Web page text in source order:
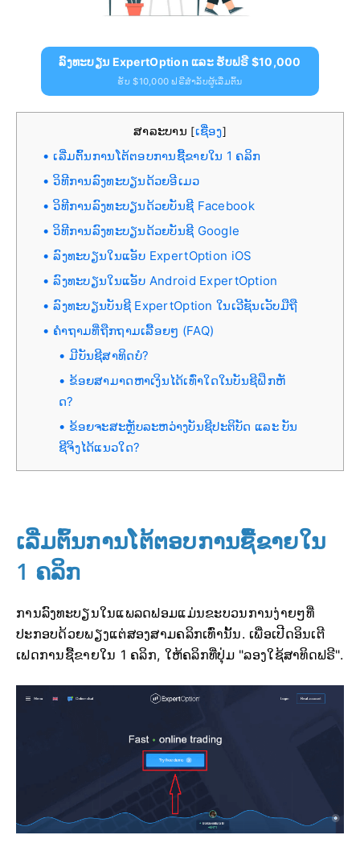
ລົງທະບຽນ ExpertOption ແລະ ຮັບຟຣີ $10,000
ຮັບ $10,000 ຟຣີສຳລັບຜູ້ເລີ່ມຕົ້ນ
ສາລະບານ [ເຊື່ອງ]
ເລີ່ມຕົ້ນການໂຕ້ຕອບການຊື້ຂາຍໃນ 1 ຄລິກ
ວິທີການລົງທະບຽນດ້ວຍອີເມວ
ວິທີການລົງທະບຽນດ້ວຍບັນຊີ Facebook
ວິທີການລົງທະບຽນດ້ວຍບັນຊີ Google
ລົງທະບຽນໃນແອັບ ExpertOption iOS
ລົງທະບຽນໃນແອັບ Android ExpertOption
ລົງທະບຽນບັນຊີ ExpertOption ໃນເວີຊັນເວັບມືຖື
ຄຳຖາມທີ່ຖືກຖາມເລື້ອຍໆ (FAQ)
ມີບັນຊີສາທິດບໍ?
ຂ້ອຍສາມາດຫາເງິນໄດ້ເທົ່າໃດໃນບັນຊີຝຶກຫັ
ດ?
ຂ້ອຍຈະສະຫຼັບລະຫວ່າງບັນຊີປະຕິບັດ ແລະ ບັນ
ຊີຈິງໄດ້ແນວໃດ?
ເລີ່ມຕົ້ນການໂຕ້ຕອບການຊື້ຂາຍໃນ
1 ຄລິກ
ການລົງທະບຽນໃນແພລດຟອມແມ່ນຂະບວນການງ່າຍໆທີ່
ປະກອບດ້ວຍພຽງແຕ່ສອງສາມຄລິກເທົ່ານັ້ນ. ເພື່ອເປີດອິນເຕີ
ເຟດການຊື້ຂາຍໃນ 1 ຄລິກ, ໃຫ້ຄລິກທີ່ປຸ່ມ "ລອງໃຊ້ສາທິດຟຣີ".